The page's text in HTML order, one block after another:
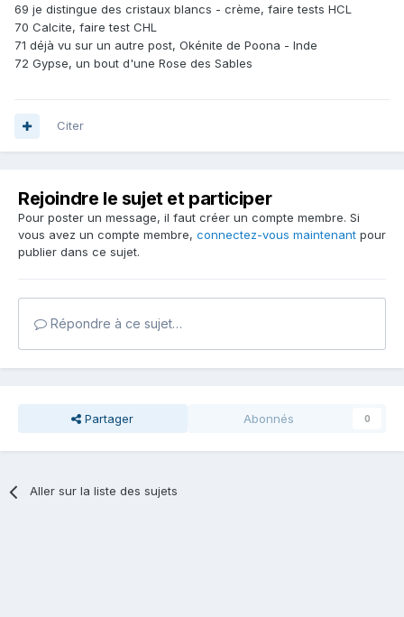
69 je distingue des cristaux blancs - crème, faire tests HCL
70 Calcite, faire test CHL
71 déjà vu sur un autre post, Okénite de Poona - Inde
72 Gypse, un bout d'une Rose des Sables
Citer
Rejoindre le sujet et participer
Pour poster un message, il faut créer un compte membre. Si
vous avez un compte membre, connectez-vous maintenant pour
publier dans ce sujet.
Répondre à ce sujet…
Partager Abonnés 0
Aller sur la liste des sujets